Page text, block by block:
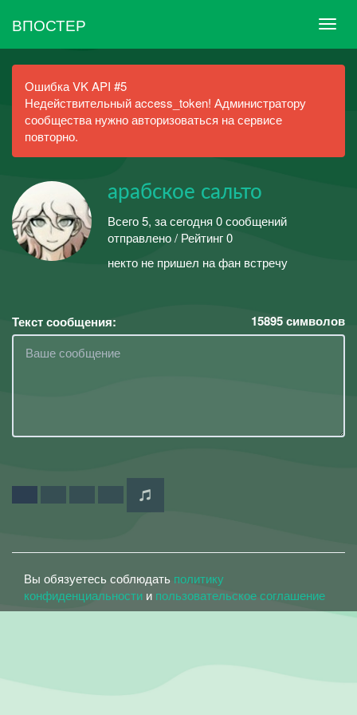
ВПОСТЕР
Ошибка VK API #5
Недействительный access_token! Администратору
сообщества нужно авторизоваться на сервисе
повторно.
арабское сальто
Всего 5, за сегодня 0 сообщений
отправлено / Рейтинг 0
некто не пришел на фан встречу
Текст сообщения: 15895символов
Вы обязуетесь соблюдать политику
конфиденциальности и пользовательское соглашение